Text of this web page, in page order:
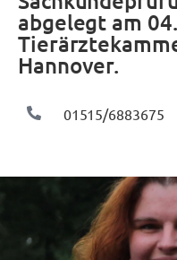
abgelegt am
Hannover.
01515/6883675